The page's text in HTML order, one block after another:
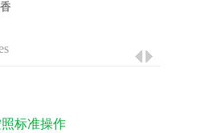
标准操作